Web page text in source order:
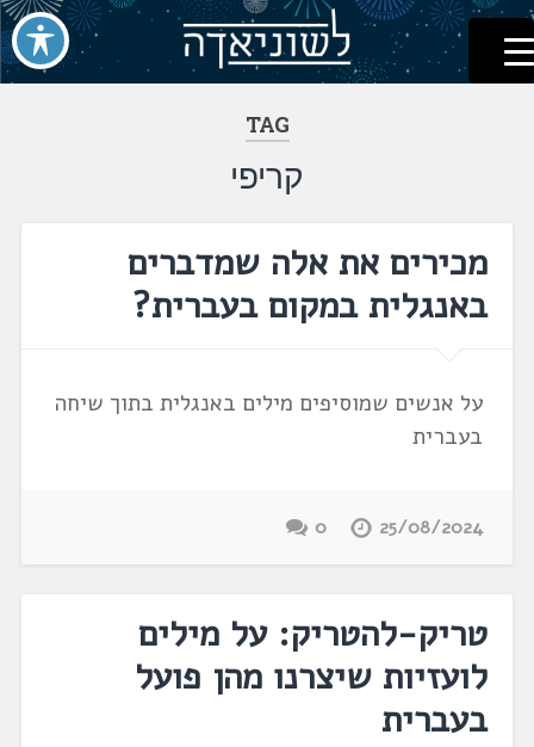
דלג
לתוכן
לשוניאדה
עברית. לשון. שפה
TAG
קריפי
מכירים את אלה שמדברים
באנגלית במקום בעברית?
על אנשים שמוסיפים מילים באנגלית בתוך שיחה
בעברית
25/08/2024
0
טריק-להטריק: על מילים
לועזיות שיצרנו מהן פועל
בעברית